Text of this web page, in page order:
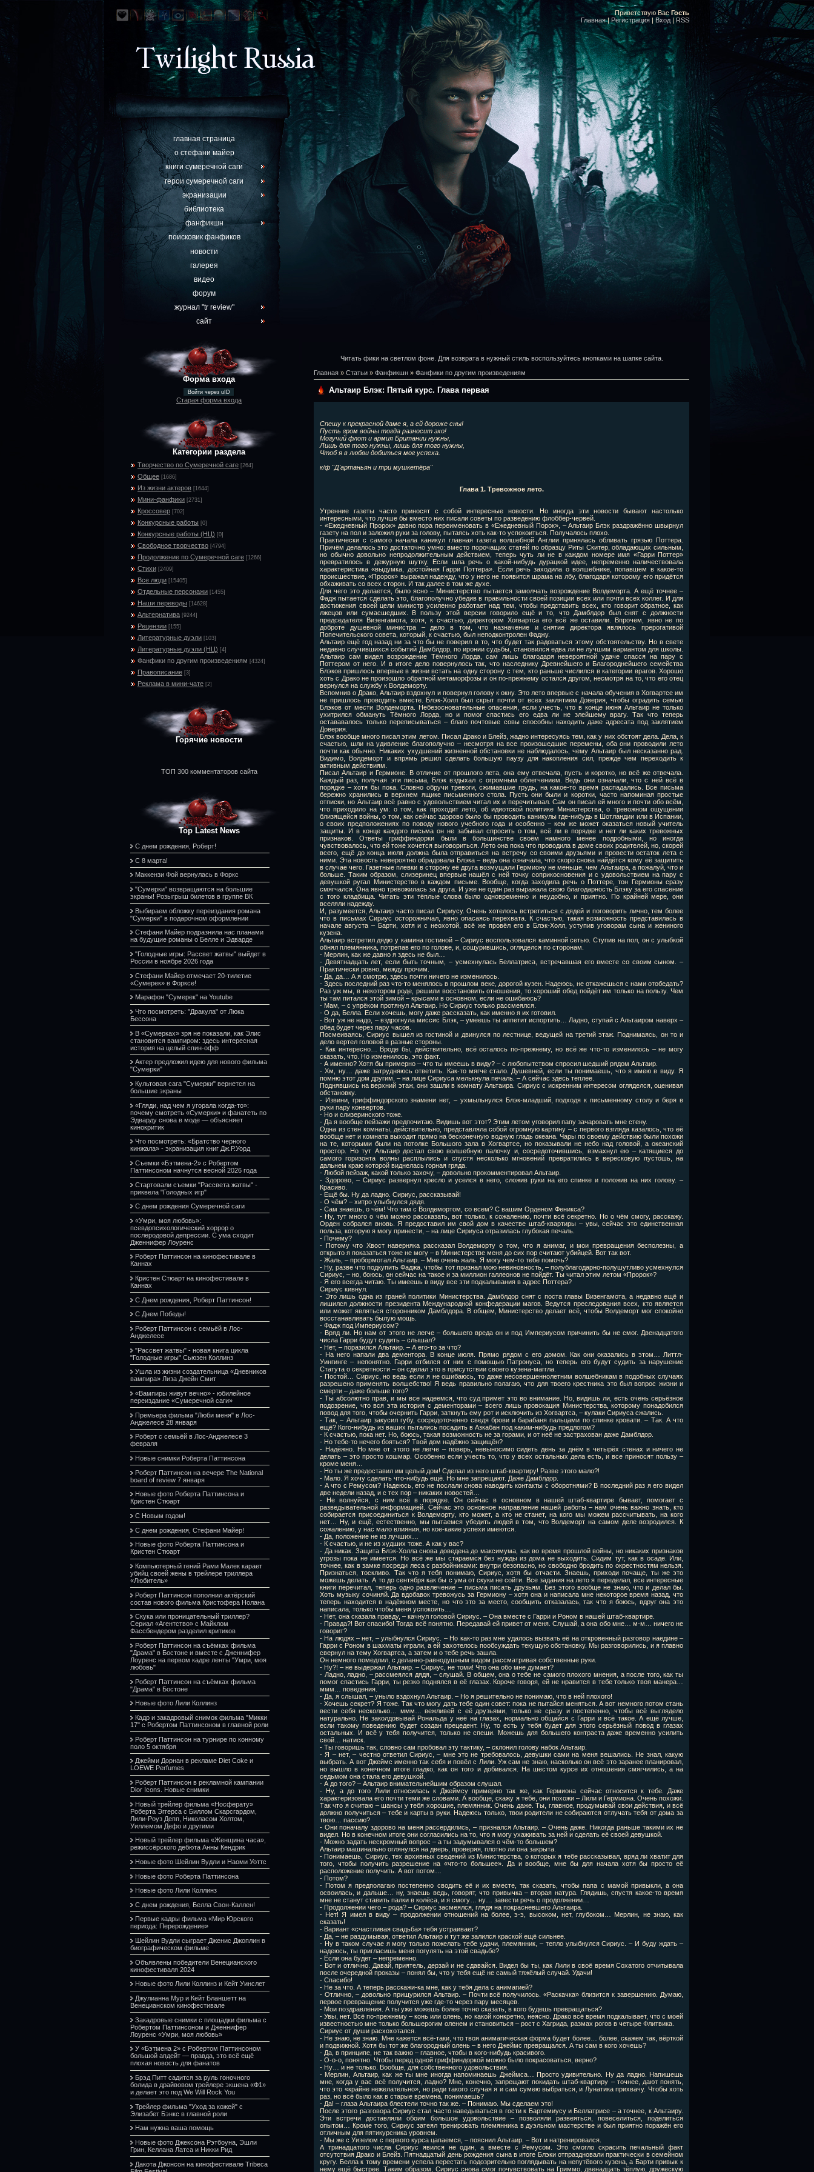
Приветствую Вас Гость
Главная| Регистрация | Вход | RSS
главная страница
о стефани майер
книги сумеречной саги
герои сумеречной саги
экранизации
библиотека
фанфикшн
поисковик фанфиков
новости
галерея
видео
форум
журнал "tr review"
сайт
Форма входа
Войти через uID
Старая форма входа
Категории раздела
Творчество по Сумеречной саге [264]
Общее [1686]
Из жизни актеров [1644]
Мини-фанфики [2731]
Кроссовер [702]
Конкурсные работы [0]
Конкурсные работы (НЦ) [0]
Свободное творчество [4794]
Продолжение по Сумеречной саге [1266]
Стихи [2409]
Все люди [15405]
Отдельные персонажи [1455]
Наши переводы [14628]
Альтернатива [9244]
Рецензии [155]
Литературные дуэли [103]
Литературные дуэли (НЦ) [4]
Фанфики по другим произведениям [4324]
Правописание [3]
Реклама в мини-чате [2]
Горячие новости
ТОП 300 комментаторов сайта
Top Latest News
С днем рождения, Роберт!
С 8 марта!
Маккензи Фой вернулась в Форкс
"Сумерки" возвращаются на большие
экраны! Розыгрыш билетов в группе ВК
Выбираем обложку переиздания романа
"Сумерки" в подарочном оформлении
Стефани Майер подразнила нас планами
на будущие романы о Белле и Эдварде
"Голодные игры: Рассвет жатвы" выйдет в
России в ноябре 2026 года
Стефани Майер отмечает 20-тилетие
«Сумерек» в Форксе!
Марафон "Сумерек" на Youtube
Что посмотреть: "Дракула" от Люка
Бессона
В «Сумерках» зря не показали, как Элис
становится вампиром: здесь интересная
история на целый спин-офф
Актер предложил идею для нового фильма
"Сумерки"
Культовая сага "Сумерки" вернется на
большие экраны
«Гляди, над чем я угорала когда-то»:
почему смотреть «Сумерки» и фанатеть по
Эдварду снова в моде — объясняет
кинокритик
Что посмотреть: «Братство черного
кинжала» - экранизация книг Дж.Р.Уорд
Съемки «Бэтмена-2» с Робертом
Паттинсоном начнутся весной 2026 года
Стартовали съемки "Рассвета жатвы" -
приквела "Голодных игр"
С днем рождения Сумеречной саги
«Умри, моя любовь»:
псевдопсихологический хоррор о
послеродовой депрессии. С ума сходит
Дженнифер Лоуренс
Роберт Паттинсон на кинофестивале в
Каннах
Кристен Стюарт на кинофестивале в
Каннах
С Днем рождения, Роберт Паттинсон!
С Днем Победы!
Роберт Паттинсон с семьёй в Лос-
Анджелесе
"Рассвет жатвы" - новая книга цикла
"Голодные игры" Сьюзен Коллинз
Ушла из жизни создательница «Дневников
вампира» Лиза Джейн Смит
«Вампиры живут вечно» - юбилейное
переиздание «Сумеречной саги»
Премьера фильма "Люби меня" в Лос-
Анджелесе 28 января
Роберт с семьёй в Лос-Анджелесе 3
февраля
Новые снимки Роберта Паттинсона
Роберт Паттинсон на вечере The National
board of review 7 января
Новые фото Роберта Паттинсона и
Кристен Стюарт
С Новым годом!
С днем рождения, Стефани Майер!
Новые фото Роберта Паттинсона и
Кристен Стюарт
Компьютерный гений Рами Малек карает
убийц своей жены в трейлере триллера
«Любитель»
Роберт Паттинсон пополнил актёрский
состав нового фильма Кристофера Нолана
Скука или проницательный триллер?
Сериал «Агентство» с Майклом
Фассбендером разделил критиков
Роберт Паттинсон на съёмках фильма
"Драма" в Бостоне и вместе с Дженнифер
Лоуренс на первом кадре ленты "Умри, моя
любовь"
Роберт Паттинсон на съёмках фильма
"Драма" в Бостоне
Новые фото Лили Коллинз
Кадр и закадровый снимок фильма "Микки
17" с Робертом Паттинсоном в главной роли
Роберт Паттинсон на турнире по конному
поло 5 октября
Джейми Дорнан в рекламе Diet Coke и
LOEWE Perfumes
Роберт Паттинсон в рекламной кампании
Dior Icons. Новые снимки
Новый трейлер фильма «Носферату»
Роберта Эггерса с Биллом Скарсгардом,
Лили-Роуз Депп, Николасом Холтом,
Уиллемом Дефо и другими
Новый трейлер фильма «Женщина часа»,
режиссёрского дебюта Анны Кендрик
Новые фото Шейлин Вудли и Наоми Уоттс
Новые фото Роберта Паттинсона
Новые фото Лили Коллинз
С днем рождения, Белла Свон-Каллен!
Первые кадры фильма «Мир Юрского
периода: Перерождение»
Шейлин Вудли сыграет Дженис Джоплин в
биографическом фильме
Объявлены победители Венецианского
кинофестиваля 2024
Новые фото Лили Коллинз и Кейт Уинслет
Джулианна Мур и Кейт Бланшетт на
Венецианском кинофестивале
Закадровые снимки с площадки фильма с
Робертом Паттинсоном и Дженнифер
Лоуренс «Умри, моя любовь»
У «Бэтмена 2» с Робертом Паттинсоном
большой апдейт — правда, это всё ещё
плохая новость для фанатов
Брэд Питт садится за руль гоночного
болида в драйвовом трейлере экшена «Ф1»
и делает это под We Will Rock You
Трейлер фильма "Уход за кожей" с
Элизабет Бэнкс в главной роли
Нам нужна ваша помощь
Новые фото Джексона Рэтбоуна, Эшли
Грин, Келлана Латса и Никки Рид
Дакота Джонсон на кинофестивале Tribeca
Читать фики на светлом фоне. Для возврата в нужный стиль воспользуйтесь кнопками на шапке сайта.
Главная » Статьи » Фанфикшн » Фанфики по другим произведениям
Альтаир Блэк: Пятый курс. Глава первая
Спешу к прекрасной даме я, а ей дороже сны!
Пусть гром войны тогда разносит эхо!
Могучий флот и армия Британии нужны,
Лишь для того нужны, лишь для того нужны,
Чтоб я в любви добиться мог успеха.
к/ф "Д'артаньян и три мушкетёра"
Глава 1. Тревожное лето.
Утренние газеты часто приносят с собой интересные новости. Но иногда эти новости бывают настолько
интересными, что лучше бы вместо них писали советы по разведению флоббер-червей.
- «Ежедневный Пророк» давно пора переименовать в «Ежедневный Порок», – Альтаир Блэк раздражённо швырнул
газету на пол и заложил руки за голову, пытаясь хоть как-то успокоиться. Получалось плохо.
Практически с самого начала каникул главная газета волшебной Англии принялась обливать грязью Поттера.
Причём делалось это достаточно умно: вместо порочащих статей по образцу Риты Скитер, обладающих сильным,
но обычно довольно непродолжительным действием, теперь чуть ли не в каждом номере имя «Гарри Поттер»
превратилось в дежурную шутку. Если шла речь о какой-нибудь дурацкой идее, непременно наличествовала
характеристика «выдумка, достойная Гарри Поттера». Если речь заходила о волшебнике, попавшем в какое-то
происшествие, «Пророк» выражал надежду, что у него не появится шрама на лбу, благодаря которому его придётся
обхаживать со всех сторон. И так далее в том же духе.
Для чего это делается, было ясно – Министерство пытается замолчать возрождение Волдеморта. А ещё точнее –
Фадж пытается сделать это, благополучно убедив в правильности своей позиции всех или почти всех коллег. И для
достижения своей цели министр усиленно работает над тем, чтобы представить всех, кто говорит обратное, как
лжецов или сумасшедших. В пользу этой версии говорило ещё и то, что Дамблдор был снят с должности
председателя Визенгамота, хотя, к счастью, директором Хогвартса его всё же оставили. Впрочем, явно не по
доброте душевной министра – дело в том, что назначение и снятие директора являлось прерогативой
Попечительского совета, который, к счастью, был неподконтролен Фаджу.
Альтаир ещё год назад ни за что бы не поверил в то, что будет так радоваться этому обстоятельству. Но в свете
недавно случившихся событий Дамблдор, по иронии судьбы, становился едва ли не лучшим вариантом для школы.
Альтаир сам видел возрождение Тёмного Лорда, сам лишь благодаря невероятной удаче спасся на пару с
Поттером от него. И в итоге дело повернулось так, что наследнику Древнейшего и Благороднейшего семейства
Блэков пришлось впервые в жизни встать на одну сторону с тем, кто раньше числился в категории врагов. Хорошо
хоть с Драко не произошло обратной метаморфозы и он по-прежнему остался другом, несмотря на то, что его отец
вернулся на службу к Волдеморту.
Вспомнив о Драко, Альтаир вздохнул и повернул голову к окну. Это лето впервые с начала обучения в Хогвартсе им
не пришлось проводить вместе. Блэк-Холл был скрыт почти от всех заклятием Доверия, чтобы оградить семью
Блэков от мести Волдеморта. Небезосновательные опасения, если учесть, что в конце июня Альтаир не только
ухитрился обмануть Тёмного Лорда, но и помог спастись его едва ли не злейшему врагу. Так что теперь
остававалось только переписываться – благо почтовые совы способны находить даже адресата под заклятием
Доверия.
Блэк вообще много писал этим летом. Писал Драко и Блейз, жадно интересуясь тем, как у них обстоят дела. Дела, к
счастью, шли на удивление благополучно – несмотря на все произошедшие перемены, оба они проводили лето
почти как обычно. Никаких ухудшений жизненной обстановки не наблюдалось, чему Альтаир был несказанно рад.
Видимо, Волдеморт и впрямь решил сделать большую паузу для накопления сил, прежде чем переходить к
активным действиям.
Писал Альтаир и Гермионе. В отличие от прошлого лета, она ему отвечала, пусть и коротко, но всё же отвечала.
Каждый раз, получая эти письма, Блэк вздыхал с огромным облегчением. Ведь они означали, что с ней всё в
порядке – хотя бы пока. Словно обручи тревоги, сжимавшие грудь, на какое-то время распадались. Все письма
бережно хранились в верхнем ящике письменного стола. Пусть они были и коротки, часто напоминая простые
отписки, но Альтаир всё равно с удовольствием читал их и перечитывал. Сам он писал ей много и почти обо всём,
что приходило на ум: о том, как проходит лето, об идиотской политике Министерства, о тревожном ощущении
близящейся войны, о том, как сейчас здорово было бы проводить каникулы где-нибудь в Шотландии или в Испании,
о своих предположениях по поводу нового учебного года и особенно – кем же может оказаться новый учитель
защиты. И в конце каждого письма он не забывал спросить о том, всё ли в порядке и нет ли каких тревожных
признаков. Ответы гриффиндорки были в большинстве своём намного менее подробными, но иногда
чувствовалось, что ей тоже хочется выговориться. Лето она пока что проводила в доме своих родителей, но, скорей
всего, ещё до конца июля должна была отправиться на встречу со своими друзьями и провести остаток лета с
ними. Эта новость невероятно обрадовала Блэка – ведь она означала, что скоро снова найдётся кому её защитить
в случае чего. Газетные плевки в сторону её друга возмущали Гермиону не меньше, чем Альтаира, а пожалуй, что и
больше. Таким образом, слизеринец впервые нашёл с ней точку соприкосновения и с удовольствием на пару с
девушкой ругал Министерство в каждом письме. Вообще, когда заходила речь о Поттере, тон Гермионы сразу
смягчался. Она явно тревожилась за друга. И уже не один раз выражала свою благодарность Блэку за его спасение
с того кладбища. Читать эти тёплые слова было одновременно и неудобно, и приятно. По крайней мере, они
вселяли надежду.
И, разумеется, Альтаир часто писал Сириусу. Очень хотелось встретиться с дядей и поговорить лично, тем более
что в письмах Сириус осторожничал, явно опасаясь перехвата. К счастью, такая возможность представилась в
начале августа – Барти, хотя и с неохотой, всё же провёл его в Блэк-Холл, уступив уговорам сына и жениного
кузена.
Альтаир встретил дядю у камина гостиной – Сириус воспользовался каминной сетью. Ступив на пол, он с улыбкой
обнял племянника, потрепав его по голове, и, сощурившись, огляделся по сторонам.
- Мерлин, как же давно я здесь не был…
- Девятнадцать лет, если быть точным, – усмехнулась Беллатриса, встречавшая его вместе со своим сыном. –
Практически ровно, между прочим.
- Да, да… А я смотрю, здесь почти ничего не изменилось.
- Здесь последний раз что-то менялось в прошлом веке, дорогой кузен. Надеюсь, не откажешься с нами отобедать?
Раз уж мы, в некотором роде, решили восстановить отношения, то хороший обед пойдёт им только на пользу. Чем
ты там питался этой зимой – крысами в основном, если не ошибаюсь?
- Мам, – с упрёком протянул Альтаир. Но Сириус только рассмеялся.
- О да, Белла. Если хочешь, могу даже рассказать, как именно я их готовил.
- Вот уж не надо, – вздрогнула миссис Блэк, – умеешь ты аппетит испортить… Ладно, ступай с Альтаиром наверх –
обед будет через пару часов.
Посмеиваясь, Сириус вышел из гостиной и двинулся по лестнице, ведущей на третий этаж. Поднимаясь, он то и
дело вертел головой в разные стороны.
- Как интересно… Вроде бы, действительно, всё осталось по-прежнему, но всё же что-то изменилось – не могу
сказать, что. Но изменилось, это факт.
- А именно? Хотя бы примерно – что ты имеешь в виду? – с любопытством спросил шедший рядом Альтаир.
- Хм, ну… даже затрудняюсь ответить. Как-то мягче стало. Душевней, если ты понимаешь, что я имею в виду. Я
помню этот дом другим, – на лице Сириуса мелькнула печаль. – А сейчас здесь теплее.
Поднявшись на верхний этаж, они зашли в комнату Альтаира. Сириус с искренним интересом огляделся, оценивая
обстановку.
- Извини, гриффиндорского знамени нет, – ухмыльнулся Блэк-младший, подходя к письменному столу и беря в
руки пару конвертов.
- Но и слизеринского тоже.
- Да я вообще пейзажи предпочитаю. Видишь вот этот? Этим летом уговорил папу зачаровать мне стену.
Одна из стен комнаты, действительно, представляла собой огромную картину – с первого взгляда казалось, что её
вообще нет и комната выходит прямо на бесконечную водную гладь океана. Чары по своему действию были похожи
на те, которыми были на потолке Большого зала в Хогвартсе, но показывали не небо над головой, а океанский
простор. Но тут Альтаир достал свою волшебную палочку и, сосредоточившись, взмахнул ею – катящиеся до
самого горизонта волны расплылись и спустя несколько мгновений превратились в вересковую пустошь, на
дальнем краю которой виднелась горная гряда.
- Любой пейзаж, какой только захочу, – довольно прокомментировал Альтаир.
- Здорово, – Сириус развернул кресло и уселся в него, сложив руки на его спинке и положив на них голову. –
Красиво.
- Ещё бы. Ну да ладно. Сириус, рассказывай!
- О чём? – хитро улыбнулся дядя.
- Сам знаешь, о чём! Что там с Волдемортом, со всем? С вашим Орденом Феникса?
- Ну, тут много о чём можно рассказать, вот только, к сожалению, почти всё секретно. Но о чём смогу, расскажу.
Орден собрался вновь. Я предоставил им свой дом в качестве штаб-квартиры – увы, сейчас это единственная
польза, которую я могу принести, – на лице Сириуса отразилась глубокая печаль.
- Почему?
- Потому что Хвост наверняка рассказал Волдеморту о том, что я анимаг, и мои превращения бесполезны, а
открыто я показаться тоже не могу – в Министерстве меня до сих пор считают убийцей. Вот так вот.
- Жаль, – пробормотал Альтаир. – Мне очень жаль. Я могу чем-то тебе помочь?
- Ну, разве что подкупить Фаджа, чтобы тот признал мою невиновность, – полублагодарно-полушутливо усмехнулся
Сириус, – но, боюсь, он сейчас на такое и за миллион галлеонов не пойдёт. Ты читал этим летом «Пророк»?
- Я его всегда читаю. Ты имеешь в виду все эти подкалывания в адрес Поттера?
Сириус кивнул.
- Это лишь одна из граней политики Министерства. Дамблдор снят с поста главы Визенгамота, а недавно ещё и
лишился должности президента Международной конфедерации магов. Ведутся преследования всех, кто является
или может являться сторонником Дамблдора. В общем, Министерство делает всё, чтобы Волдеморт мог спокойно
восстанавливать былую мощь.
- Фадж под Империусом?
- Вряд ли. Но нам от этого не легче – большего вреда он и под Империусом причинить бы не смог. Двенадцатого
числа Гарри будут судить – слышал?
- Нет, – поразился Альтаир. – А его-то за что?
- На него напали два дементора. В конце июля. Прямо рядом с его домом. Как они оказались в этом… Литтл-
Уингинге – непонятно. Гарри отбился от них с помощью Патронуса, но теперь его будут судить за нарушение
Статута о секретности – он сделал это в присутствии своего кузена-маггла.
- Постой… Сириус, но ведь если я не ошибаюсь, то даже несовершеннолетним волшебникам в подобных случаях
разрешено применять волшебство! Я ведь правильно полагаю, что для твоего крестника это был вопрос жизни и
смерти – даже больше того?
- Ты абсолютно прав, и мы все надеемся, что суд примет это во внимание. Но, видишь ли, есть очень серьёзное
подозрение, что вся эта история с дементорами – всего лишь провокация Министерства, которому понадобился
повод для того, чтобы очернить Гарри, заткнуть ему рот и исключить из Хогвартса, – кулаки Сириуса сжались.
- Так, – Альтаир закусил губу, сосредоточенно сведя брови и барабаня пальцами по спинке кровати. – Так. А что
ещё? Кого-нибудь из ваших пытались посадить в Азкабан под каким-нибудь предлогом?
- К счастью, пока нет. Но, боюсь, такая возможность не за горами, и от неё не застрахован даже Дамблдор.
- Но тебе-то нечего бояться? Твой дом надёжно защищён?
- Надёжно. Но мне от этого не легче – поверь, невыносимо сидеть день за днём в четырёх стенах и ничего не
делать – это просто кошмар. Особенно если учесть то, что у всех остальных дела есть, и все приносят пользу –
кроме меня…
- Но ты же предоставил им целый дом! Сделал из него штаб-квартиру! Разве этого мало?!
- Мало. Я хочу сделать что-нибудь ещё. Но мне запрещают. Даже Дамблдор.
- А что с Ремусом? Надеюсь, его не послали снова наводить контакты с оборотнями? В последний раз я его видел
две недели назад, и с тех пор – никаких новостей…
- Не волнуйся, с ним всё в порядке. Он сейчас в основном в нашей штаб-квартире бывает, помогает с
разведывательной информацией. Сейчас это основное направление нашей работы – нам очень важно знать, кто
собирается присоединиться к Волдеморту, кто может, а кто не станет, на кого мы можем рассчитывать, на кого
нет… Ну, и ещё, естественно, мы пытаемся убедить людей в том, что Волдеморт на самом деле возродился. К
сожалению, у нас мало влияния, но кое-какие успехи имеются.
- Да, положение не из лучших…
- К счастью, и не из худших тоже. А как у вас?
- Да никак. Защита Блэк-Холла снова доведена до максимума, как во время прошлой войны, но никаких признаков
угрозы пока не имеется. Но всё же мы стараемся без нужды из дома не выходить. Сидим тут, как в осаде. Или,
точнее, как в замке посреди леса с разбойниками: внутри безопасно, но свободно бродить по окрестностям нельзя.
Признаться, тоскливо. Так что я тебя понимаю, Сириус, хотя бы отчасти. Знаешь, приходи почаще, ты же это
можешь делать. А то до сентября как бы с ума от скуки не сойти. Все задания на лето я переделал, все интересные
книги перечитал, теперь одно развлечение – письма писать друзьям. Без этого вообще не знаю, что и делал бы.
Хоть музыку сочиняй. Да вдобавок тревожусь за Гермиону – хотя она и написала мне некоторое время назад, что
теперь находится в надёжном месте, но что это за место, сообщить отказалась, так что я боюсь, вдруг она это
написала, только чтобы меня успокоить…
- Нет, она сказала правду, – качнул головой Сириус. – Она вместе с Гарри и Роном в нашей штаб-квартире.
- Правда?! Вот спасибо! Тогда всё понятно. Передавай ей привет от меня. Слушай, а она обо мне… м-м… ничего не
говорит?
- На людях – нет, – улыбнулся Сириус. – Но как-то раз мне удалось вызвать её на откровенный разговор наедине –
Гарри с Роном в шахматы играли, а ей захотелось пообсуждать текущую обстановку. Мы разговорились, и я плавно
свернул на тему Хогвартса, а затем и о тебе речь зашла.
Он немного помедлил, с деланно-равнодушным видом рассматривая собственные руки.
- Ну?! – не выдержал Альтаир. – Сириус, не томи! Что она обо мне думает?
- Ладно, ладно, – рассмеялся дядя, – слушай. В общем, она о тебе не самого плохого мнения, а после того, как ты
помог спастись Гарри, ты резко поднялся в её глазах. Короче говоря, ей не нравится в тебе только твоя манера…
ммм… поведения.
- Да, я слышал, – уныло вздохнул Альтаир. – Но я решительно не понимаю, что в ней плохого!
- Хочешь секрет? Я тоже. Так что могу дать тебе один совет: пока не пытайся меняться. А вот немного потом стань
вести себя несколько… ммм… вежливей с её друзьями, только не сразу и постепенно, чтобы всё выглядело
натурально. Не заколдовывай Рональда у неё на глазах, нормально общайся с Гарри и всё такое. А ещё лучше,
если такому поведению будет создан прецедент. Ну, то есть у тебя будет для этого серьёзный повод в глазах
остальных. И всё у тебя получится, только не спеши. Можешь для большего контраста даже временно усилить
свой… натиск.
- Ты говоришь так, словно сам пробовал эту тактику, – склонил голову набок Альтаир.
- Я – нет, – честно ответил Сириус, – мне это не требовалось, девушки сами на меня вешались. Не знал, какую
выбрать. А вот Джеймс именно так себя и повёл с Лили. Уж сам не знаю, насколько он всё это заранее планировал,
но вышло в конечном итоге гладко, как он того и добивался. На шестом курсе их отношения смягчились, а на
седьмом она стала его девушкой.
- А до того? – Альтаир внимательнейшим образом слушал.
- Ну, а до того Лили относилась к Джеймсу примерно так же, как Гермиона сейчас относится к тебе. Даже
характеризовала его почти теми же словами. А вообще, скажу я тебе, они похожи – Лили и Гермиона. Очень похожи.
Так что я считаю – шансы у тебя хорошие, племянник. Очень даже. Ты, главное, продумывай свои действия, и всё
должно получиться – тебе и карты в руки. Надеюсь только, твои родители не собираются отлучать тебя от дома за
твою… пассию?
- Они поначалу здорово на меня рассердились, – признался Альтаир. – Очень даже. Никогда раньше такими их не
видел. Но в конечном итоге они согласились на то, что я могу ухаживать за ней и сделать её своей девушкой.
- Можно задать нескромный вопрос – а ты задумывался о чём-то большем?
Альтаир машинально оглянулся на дверь, проверяя, плотно ли она закрыта.
- Понимаешь, Сириус, тех архивных сведений из Министерства, о которых я тебе рассказывал, вряд ли хватит для
того, чтобы получить разрешение на «что-то большее». Да и вообще, мне бы для начала хотя бы просто её
расположение получить. А вот потом…
- Потом?
- Потом я предполагаю постепенно сводить её и их вместе, так сказать, чтобы папа с мамой привыкли, а она
освоилась, и дальше… ну, знаешь ведь, говорят, что привычка – вторая натура. Глядишь, спустя какое-то время
мне не станут ставить палки в колёса, и я смогу… ну… завести речь о продолжении…
- Продолжении чего – рода? – Сириус засмеялся, глядя на покрасневшего Альтаира.
- Нет! Я имел в виду – продолжении отношений на более, э-э, высоком, нет, глубоком… Мерлин, не знаю, как
сказать!
- Вариант «счастливая свадьба» тебя устраивает?
- Да, – не раздумывая, ответил Альтаир и тут же залился краской ещё сильнее.
- Ну в таком случае я могу только пожелать тебе удачи, племянник, – тепло улыбнулся Сириус. – И буду ждать –
надеюсь, ты пригласишь меня погулять на этой свадьбе?
- Если она будет – непременно.
- Вот и отлично. Давай, приятель, дерзай и не сдавайся. Видел бы ты, как Лили в своё время Сохатого отчитывала
после очередной проказы – понял бы, что у тебя ещё не самый тяжёлый случай. Удачи!
- Спасибо!
- Не за что. А теперь расскажи-ка мне, как у тебя дела с анимагией?
- Отлично, – довольно прищурился Альтаир. – Почти всё получилось. «Раскачка» близится к завершению. Думаю,
первое превращение получится уже где-то через пару месяцев.
- Мои поздравления. А ты уже можешь более точно сказать, в кого будешь превращаться?
- Увы, нет. Всё по-прежнему – конь или олень, но какой конкретно, неясно. Драко всё время подкалывает, что с моей
известностью мне только большерогим оленем и становиться – рост с Хагрида, размах рогов в четыре Флитвика.
Сириус от души расхохотался.
- Не знаю, не знаю. Мне кажется всё-таки, что твоя анимагическая форма будет более… более, скажем так, вёрткой
и подвижной. Хотя бы тот же благородный олень – в него Джеймс превращался. А ты сам в кого хочешь?
- Да, в принципе, не так важно – главное, чтобы в кого-нибудь красивого.
- О-о-о, понятно. Чтобы перед одной гриффиндоркой можно было покрасоваться, верно?
- Ну… и не только. Вообще, для собственного удовольствия.
- Мерлин, Альтаир, как же ты мне иногда напоминаешь Джеймса… Просто удивительно. Ну да ладно. Напишешь
мне, когда у вас всё получится, ладно? Мне, конечно, запрещают покидать штаб-квартиру – точнее, дают понять,
что это «крайне нежелательно», но ради такого случая я и сам сумею выбраться, и Лунатика прихвачу. Чтобы хоть
раз, но всё было как в старые времена, понимаешь?
- Да! – глаза Альтаира блестели точно так же. – Понимаю. Мы сделаем это!
После этого разговора Сириус стал часто наведываться в гости к Бартемиусу и Беллатрисе – а точнее, к Альтаиру.
Эти встречи доставляли обоим большое удовольствие – позволяли развеяться, повеселиться, поделиться
опытом… Кроме того, Сириус затеял тренировать племянника в дуэльном мастерстве и был приятно поражён его
отличным для пятикурсника уровнем.
- Мы же с Уизелом с первого курса цапаемся, – пояснил Альтаир. – Вот и натренировался.
А тринадцатого числа Сириус явился не один, а вместе с Ремусом. Это смогло скрасить печальный факт
отсутствия Драко и Блейз. Пятнадцатый день рождения сына в итоге Блэки отпраздновали практически в семейном
кругу. Белла к тому времени успела перестать подозрительно поглядывать на непутёвого кузена, а Барти привык к
нему ещё быстрее. Таким образом, Сириус снова смог почувствовать на Гриммо, двенадцать тёплую, дружескую